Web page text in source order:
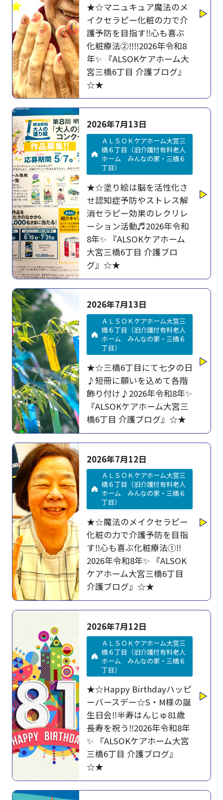
★☆マニュキュア魔法のメ
イクセラピー化粧の力で介
護予防を目指す‼心も喜ぶ
化粧療法②‼‼2026年令和8
年✨ 『ALSOKケアホーム大
宮三橋6丁目 介護ブログ』
☆★
2026年7月13日
ＡＬＳＯＫケアホーム大宮三
橋６丁目（旧介護付有料老人
ホーム みんなの家・三橋６
丁目）
★☆塗り絵は脳を活性化さ
せ認知症予防やストレス解
消セラピー効果のレクリレ
ーション活動♬2026年令和
8年✨ 『ALSOKケアホーム
大宮三橋6丁目 介護ブロ
グ』☆★
2026年7月13日
ＡＬＳＯＫケアホーム大宮三
橋６丁目（旧介護付有料老人
ホーム みんなの家・三橋６
丁目）
★☆三橋6丁目にて七夕の日
♪短冊に願いを込めて各階
飾り付け♪2026年令和8年✨
『ALSOKケアホーム大宮三
橋6丁目 介護ブログ』☆★
2026年7月12日
ＡＬＳＯＫケアホーム大宮三
橋６丁目（旧介護付有料老人
ホーム みんなの家・三橋６
丁目）
★☆魔法のメイクセラピー
化粧の力で介護予防を目指
す‼心も喜ぶ化粧療法➀‼
2026年令和8年✨ 『ALSOK
ケアホーム大宮三橋6丁目
介護ブログ』☆★
2026年7月12日
ＡＬＳＯＫケアホーム大宮三
橋６丁目（旧介護付有料老人
ホーム みんなの家・三橋６
丁目）
★☆Happy Birthdayハッピ
ーバースデー☆S・M様の誕
生日会‼半寿はんじゅ81歳
長寿を祝う‼2026年令和8年
✨ 『ALSOKケアホーム大宮
三橋6丁目 介護ブログ』
☆★